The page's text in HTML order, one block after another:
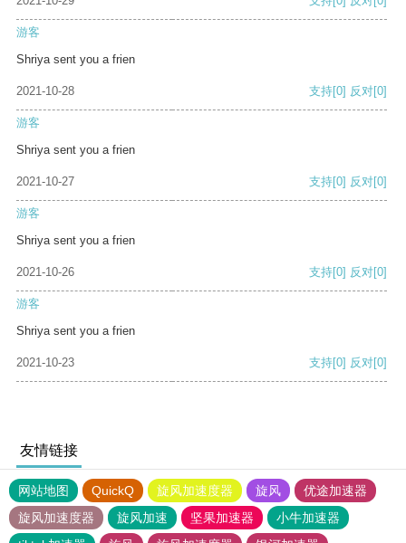
游客
Shriya sent you a frien
2021-10-28 支持[0] 反对[0]
游客
Shriya sent you a frien
2021-10-27 支持[0] 反对[0]
游客
Shriya sent you a frien
2021-10-26 支持[0] 反对[0]
游客
Shriya sent you a frien
2021-10-23 支持[0] 反对[0]
友情链接
网站地图 QuickQ 旋风加速度器 旋风
优途加速器
旋风加速度器
旋风加速 坚果加速器
小牛加速器